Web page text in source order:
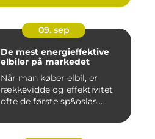
09. sep
De mest energieffektive
elbiler på markedet
Når man køber elbil, er
rækkevidde og effektivitet
ofte de første sp&oslas...